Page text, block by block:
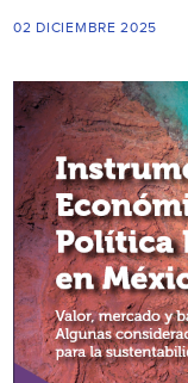
02 DICIEMBRE 2025